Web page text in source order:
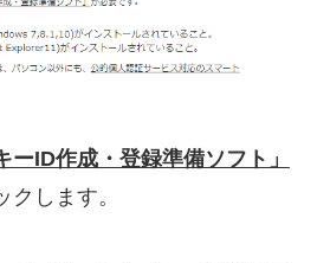
ーID作成・登録準備ソフト」
します。